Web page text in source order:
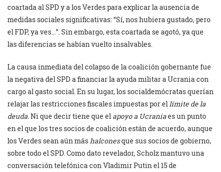
coartada al SPD y a los Verdes para explicar la ausencia de
medidas sociales significativas: “Sí, nos hubiera gustado, pero
el FDP, ya ves…”. Sin embargo, esta coartada se agotó, ya que
las diferencias se habían vuelto insalvables.
La causa inmediata del colapso de la coalición gobernante fue
la negativa del SPD a financiar la ayuda militar a Ucrania con
cargo al gasto social. En su lugar, los socialdemócratas querían
relajar las restricciones fiscales impuestas por el límite de la
deuda . Ni que decir tiene que el apoyo a Ucraniaes un punto
en el que los tres socios de coalición están de acuerdo, aunque
los Verdes sean aún más halconesque sus socios de gobierno,
sobre todo el SPD. Como dato revelador, Scholz mantuvo una
conversación telefónica con Vladimir Putin el 15 de